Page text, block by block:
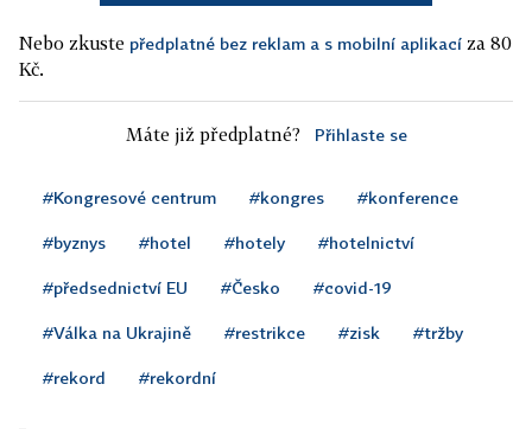
Nebo zkuste předplatné bez reklam a s mobilní aplikací za 80
Kč.
Máte již předplatné? Přihlaste se
#Kongresové centrum #kongres #konference
#byznys #hotel #hotely #hotelnictví
#předsednictví EU #Česko #covid-19
#Válka na Ukrajině #restrikce #zisk #tržby
#rekord #rekordní